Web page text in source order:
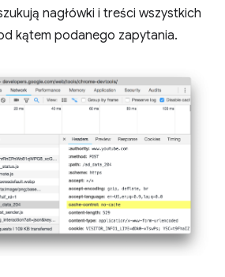
nagłówki i treści wszystkich
kątem podanego zapytania.